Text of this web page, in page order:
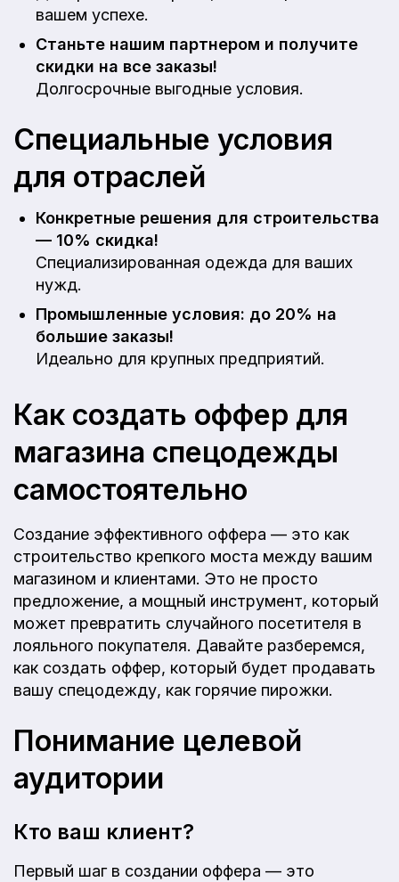
вашем успехе.
Станьте нашим партнером и получите
скидки на все заказы!
Долгосрочные выгодные условия.
Специальные условия
для отраслей
Конкретные решения для строительства
— 10% скидка!
Специализированная одежда для ваших
нужд.
Промышленные условия: до 20% на
большие заказы!
Идеально для крупных предприятий.
Как создать оффер для
магазина спецодежды
самостоятельно
Создание эффективного оффера — это как
строительство крепкого моста между вашим
магазином и клиентами. Это не просто
предложение, а мощный инструмент, который
может превратить случайного посетителя в
лояльного покупателя. Давайте разберемся,
как создать оффер, который будет продавать
вашу спецодежду, как горячие пирожки.
Понимание целевой
аудитории
Кто ваш клиент?
Первый шаг в создании оффера — это